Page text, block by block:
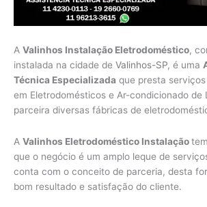
A Valinhos Instalação Eletrodoméstico,
instalada na cidade de Valinhos-SP, é uma
Técnica Especializada que presta
em Eletrodomésticos e Ar-condicionado de
parceira diversas fábricas de
A Valinhos Eletrodoméstico Instalação
que o negócio é um amplo leque de
conta com o conceito de parceria, desta
bom resultado e satisfação do cliente.